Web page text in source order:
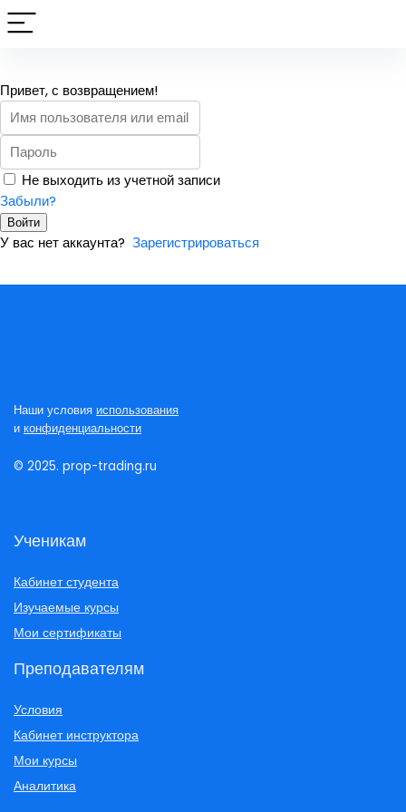
Привет, с возвращением!
Не выходить из учетной записи
Забыли?
Войти
У вас нет аккаунта? Зарегистрироваться
Наши условия использования
и конфиденциальности
© 2025. prop-trading.ru
Ученикам
Кабинет студента
Изучаемые курсы
Мои сертификаты
Преподавателям
Условия
Кабинет инструктора
Мои курсы
Аналитика